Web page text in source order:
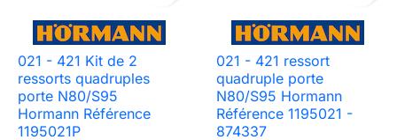
021 - 421 Kit de 2
ressorts quadruples
porte N80/S95
Hormann Référence
1195021P
021 - 421 ressort
quadruple porte
N80/S95 Hormann
Référence 1195021 -
874337